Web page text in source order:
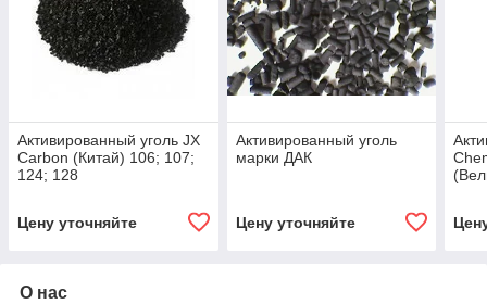
Активированный уголь JX
Carbon (Китай) 106; 107;
124; 128
Цену уточняйте
Активированный уголь
марки ДАК
Цену уточняйте
О нас